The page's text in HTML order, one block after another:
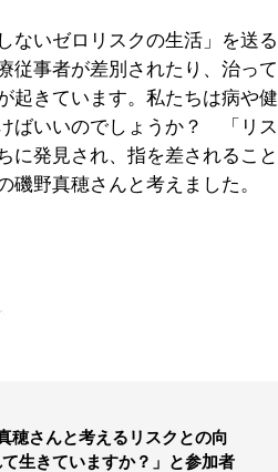
ないゼロリスクの生活」を送る
事者が差別されたり、治って
起きています。私たちは病や健
ばいいのでしょうか？ 「リス
に発見され、指を差されること
野真穂さんと考えました。
穂さんと考えるリスクとの向
生きていますか？」と参加者